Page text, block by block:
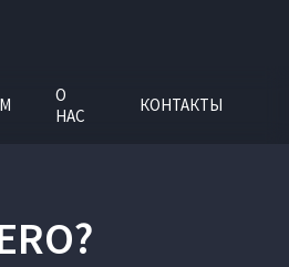
О
НАС
КОНТАКТЫ